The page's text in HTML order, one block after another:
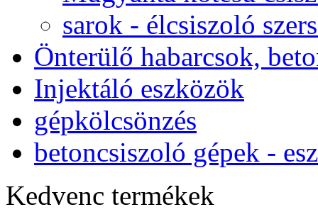
sarok - élcsiszoló
Önterülő habarcsok,
Injektáló eszközök
gépkölcsönzés
betoncsiszoló gépek -
Kedvenc termékek